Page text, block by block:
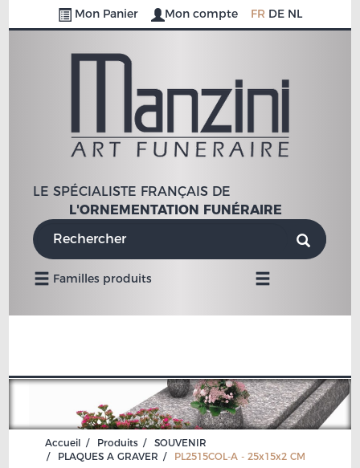
Mon Panier Mon compte FR DE NL
LE SPÉCIALISTE FRANÇAIS DE
L'ORNEMENTATION FUNÉRAIRE
Familles produits
Navigation
Accueil Produits
SOUVENIR
PLAQUES A GRAVER
PL2515COL-A - 25x15x2 CM